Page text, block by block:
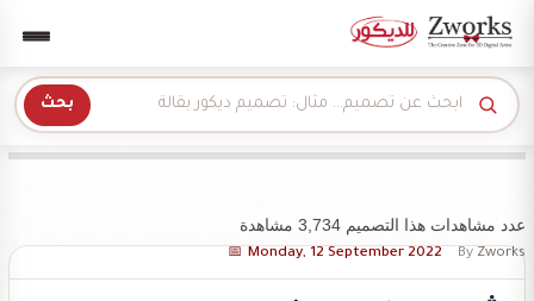
عدد مشاهدات هذا التصميم 3,734 مشاهدة
Monday, 12 September 2022 By Zworks
Zworks للديكور
بحث